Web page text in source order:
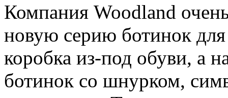
Компания Woodland
новую серию ботинок
коробка из-под обуви, а
ботинок со шнурком,